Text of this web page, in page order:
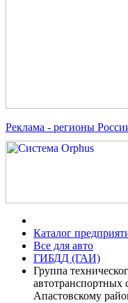
Реклама - регионы
Каталог
Все для авто
ГИБДД (ГАИ)
Группа
Апастовскому